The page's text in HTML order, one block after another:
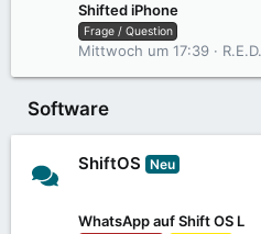
Shifted iPhone
Frage / Question
Mittwoch um 17:39 R.E.D.
Software
ShiftOS Neu
WhatsApp auf Shift OS L